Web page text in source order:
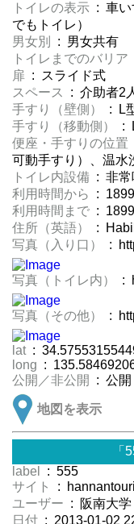
トイレの表示 : 車い
でもトイレ）
男女別
: 男女共有
トイレまでのバリア
扉 : スライド式
スペース
: 介助者2
手すり（壁側）
: L
手すり（移動側）
:
便座・手すりの位置
可動手すり）、温水
トイレ内設備 : 非常
利用時間から
:
利用時間まで :
住所（英語）
:
写真（入り口）
:
写真（トイレ内） :
写真（その他） :
lat :
long :
公開／非公開
: 公開
地図を表示
「
label
: 555
サイト
:
ユーザー : 阪南大学
日付 : 2013-01-02